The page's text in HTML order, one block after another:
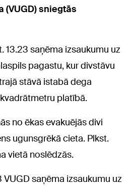
sniegtās
13.23 saņēma izsaukumu uz
pagastu, kur divstāvu
stāvā istabā dega
platībā.
no ēkas evakuējās divi
ugunsgrēkā cieta. Plkst.
vietā noslēdzās.
VUGD saņēma izsaukumu uz